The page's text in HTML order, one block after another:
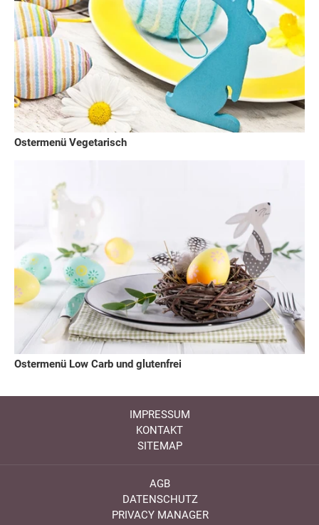
Ostermenü Vegetarisch
Ostermenü Low Carb und glutenfrei
IMPRESSUM
KONTAKT
SITEMAP
AGB
DATENSCHUTZ
PRIVACY MANAGER